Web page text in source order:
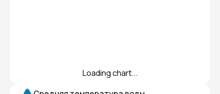
Loading chart...